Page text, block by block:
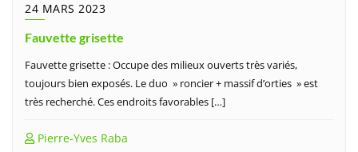
24 MARS 2023
Fauvette grisette
Fauvette grisette : Occupe des milieux ouverts très variés,
toujours bien exposés. Le duo » roncier + massif d’orties » est
très recherché. Ces endroits favorables […]
Pierre-Yves Raba